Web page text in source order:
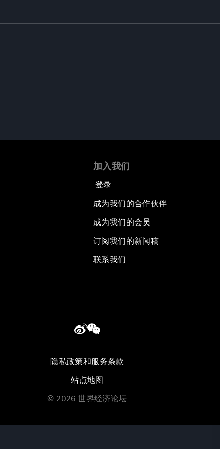
加入我们
登录
成为我们的合作伙伴
成为我们的会员
订阅我们的新闻稿
联系我们
隐私政策和服务条款
站点地图
© 2026 世界经济论坛